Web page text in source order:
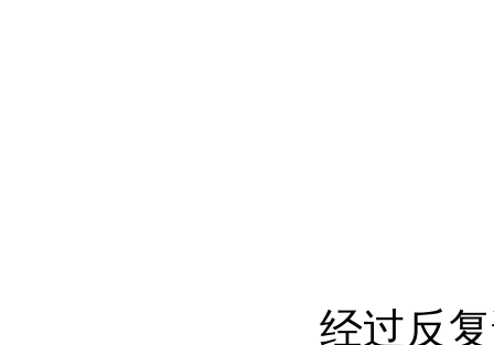
经过反